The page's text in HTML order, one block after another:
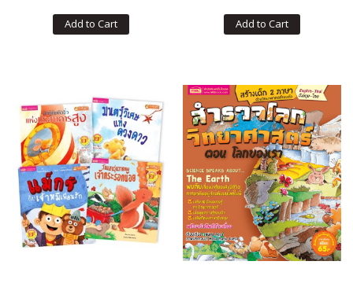
Add to Cart Add to Cart